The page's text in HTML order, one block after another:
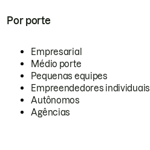
Por porte
Empresarial
Médio porte
Pequenas equipes
Empreendedores individuais
Autônomos
Agências